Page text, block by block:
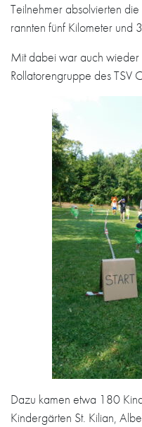
Teilnehmer absolvierten
rannten fünf Kilometer und
Mit dabei war auch wieder
Rollatorengruppe des TSV
Dazu kamen etwa 180
Kindergärten St. Kilian,